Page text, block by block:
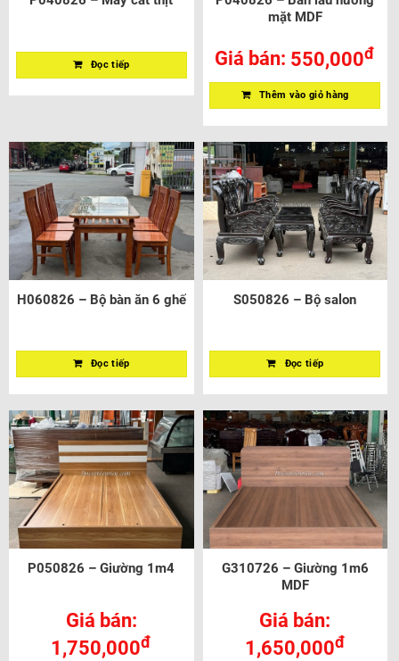
Đọc tiếp
mặt MDF
Giá bán: 550,000đ
Thêm vào giỏ hàng
H060826 – Bộ bàn ăn 6 ghế
Đọc tiếp
S050826 – Bộ salon
Đọc tiếp
P050826 – Giường 1m4
Giá bán:
1,750,000đ
G310726 – Giường 1m6
MDF
Giá bán:
1,650,000đ